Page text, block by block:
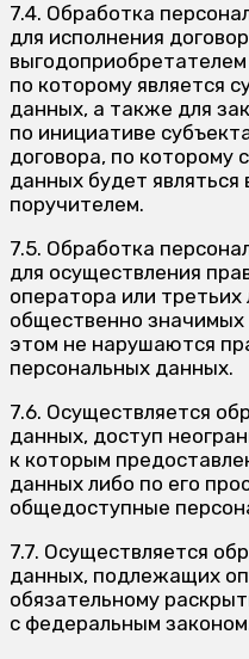
7.4. Обработка
для исполнения
по которому является
данных, а также для
по инициативе
договора, по которому
данных будет
поручителем.
7.5. Обработка
для осуществления
оператора или
общественно значимых
этом не нарушаются
персональных данных.
7.6. Осуществляется
данных, доступ
к которым
данных либо по его
общедоступные
7.7. Осуществляется
данных, подлежащих
обязательному
с федеральным